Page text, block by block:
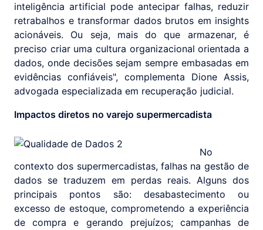
inteligência artificial pode antecipar falhas, reduzir
retrabalhos e transformar dados brutos em insights
acionáveis. Ou seja, mais do que armazenar, é
preciso criar uma cultura organizacional orientada a
dados, onde decisões sejam sempre embasadas em
evidências confiáveis", complementa Dione Assis,
advogada especializada em recuperação judicial.
Impactos diretos no varejo supermercadista
No
contexto dos supermercadistas, falhas na gestão de
dados se traduzem em perdas reais. Alguns dos
principais pontos são: desabastecimento ou
excesso de estoque, comprometendo a experiência
de compra e gerando prejuízos; campanhas de